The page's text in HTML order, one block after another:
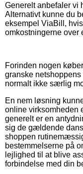
Generelt anbefaler vi
Alternativt kunne du
eksempel ViaBill,
omkostningerne over
Forinden nogen
granske
normalt ikke særlig
En nem løsning
online virksomheden
generelt er en
sig de gældende
shoppen
bestemmelserne på
lejlighed til at blive
forbindelse med din